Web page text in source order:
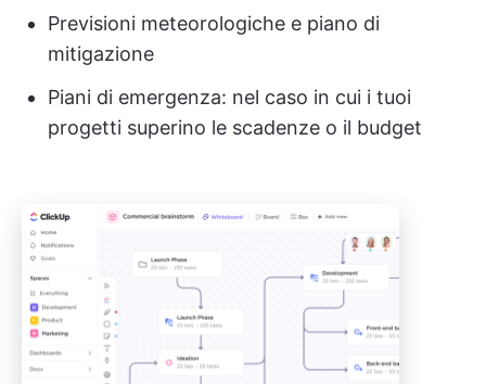
Previsioni meteorologiche e piano di
mitigazione
Piani di emergenza: nel caso in cui i tuoi
progetti superino le scadenze o il budget